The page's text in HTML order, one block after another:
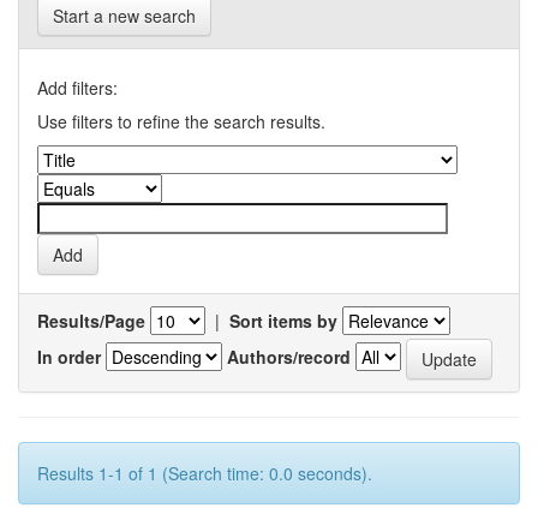
Start a new search
Add filters:
Use filters to refine the search results.
Results/Page | Sort items by
In order
Authors/record
Results 1-1 of 1 (Search time: 0.0 seconds).